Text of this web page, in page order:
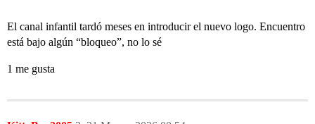
El canal infantil tardó meses en introducir el nuevo logo. Encuentro
está bajo algún “bloqueo”, no lo sé
1 me gusta